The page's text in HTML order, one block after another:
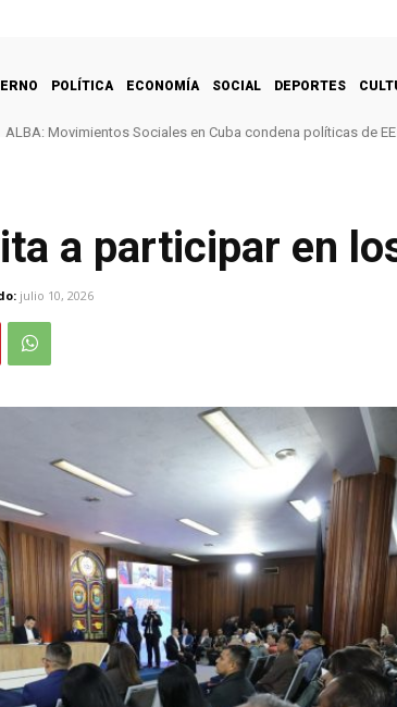
POLÍTICA ECONOMÍA SOCIAL DEPORTES
ALBA: Movimientos Sociales en Cuba condena políticas de
a participar en
julio 10, 2026